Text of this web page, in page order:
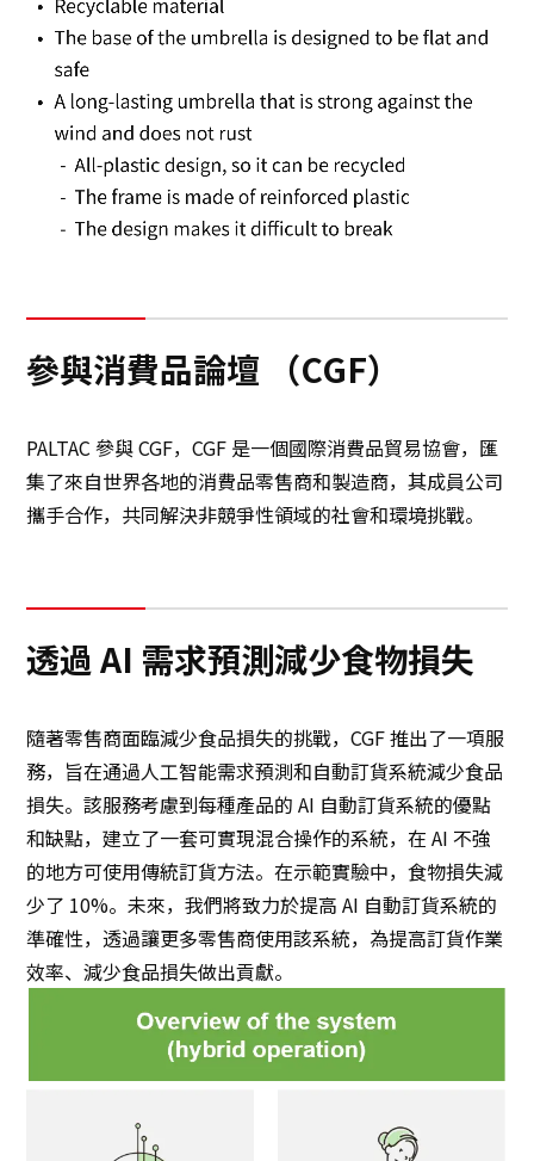
參與消費品論壇 （CGF）
PALTAC 參與 CGF，CGF 是一個國際消費品貿易協會，匯
集了來自世界各地的消費品零售商和製造商，其成員公司
攜手合作，共同解決非競爭性領域的社會和環境挑戰。
透過 AI 需求預測減少食物損失
隨著零售商面臨減少食品損失的挑戰，CGF 推出了一項服
務，旨在通過人工智能需求預測和自動訂貨系統減少食品
損失。該服務考慮到每種產品的 AI 自動訂貨系統的優點
和缺點，建立了一套可實現混合操作的系統，在 AI 不強
的地方可使用傳統訂貨方法。在示範實驗中，食物損失減
少了 10%。未來，我們將致力於提高 AI 自動訂貨系統的
準確性，透過讓更多零售商使用該系統，為提高訂貨作業
效率、減少食品損失做出貢獻。